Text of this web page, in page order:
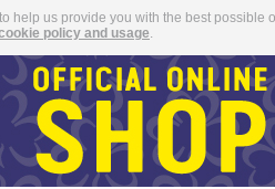
help us provide you with the best
policy and usage